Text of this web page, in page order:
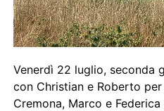
Venerdì 22 luglio, seconda
con Christian e Roberto
Cremona, Marco e